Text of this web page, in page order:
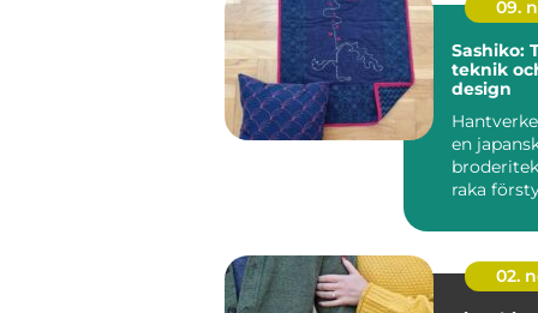
09.
Sashiko:
teknik
design
en
raka
02.